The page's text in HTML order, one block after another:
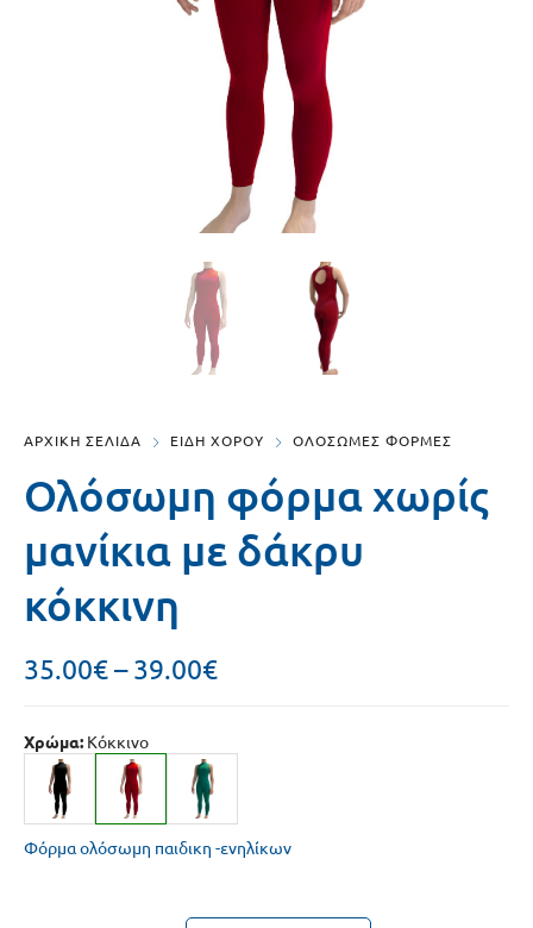
ΑΡΧΙΚΗ ΣΕΛΙΔΑ ΕΙΔΗ ΧΟΡΟΥ ΟΛΟΣΩΜΕΣ ΦΟΡΜΕΣ
Ολόσωμη φόρμα χωρίς
μανίκια με δάκρυ
κόκκινη
35.00€– 39.00€
Φόρμα ολόσωμη παιδικη -ενηλίκων
Χρώμα: Κόκκινο